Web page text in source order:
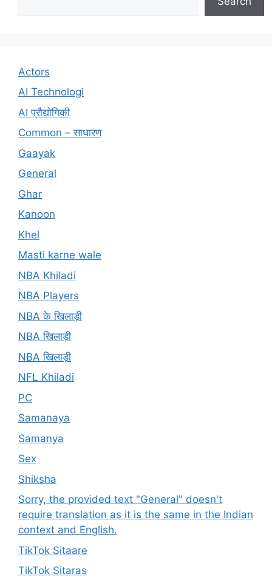
Actors
AI Technologi
AI प्रौद्योगिकी
Common – साधारण
Gaayak
General
Ghar
Kanoon
Khel
Masti karne wale
NBA Khiladi
NBA Players
NBA के खिलाड़ी
NBA खिलाड़ी
NBA खिलाड़ी
NFL Khiladi
PC
Samanaya
Samanya
Sex
Shiksha
Sorry, the provided text "General" doesn't
require translation as it is the same in the Indian
context and English.
TikTok Sitaare
TikTok Sitaras